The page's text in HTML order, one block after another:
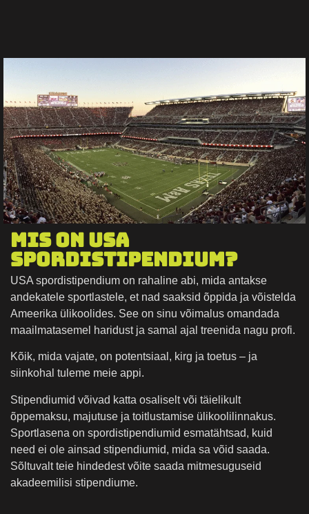
Mis on USA
spordistipendium?
USA spordistipendium on rahaline abi, mida antakse
andekatele sportlastele, et nad saaksid õppida ja võistelda
Ameerika ülikoolides. See on sinu võimalus omandada
maailmatasemel haridust ja samal ajal treenida nagu profi.
Kõik, mida vajate, on potentsiaal, kirg ja toetus – ja
siinkohal tuleme meie appi.
Stipendiumid võivad katta osaliselt või täielikult
õppemaksu, majutuse ja toitlustamise ülikoolilinnakus.
Sportlasena on spordistipendiumid esmatähtsad, kuid
need ei ole ainsad stipendiumid, mida sa võid saada.
Sõltuvalt teie hindedest võite saada mitmesuguseid
akadeemilisi stipendiume.